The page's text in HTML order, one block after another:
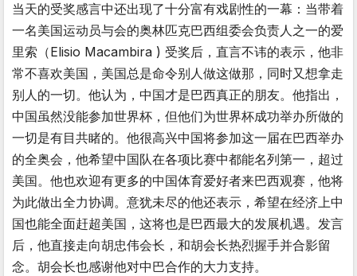
当天的受奖感言中还出现了十分富有戏剧性的一幕：当带着
一名美国运动员与会的奥林匹克巴西组委会负责人之一的爱
里索（Elisio Macambira ) 受奖后，直言不讳的表示，他非
常不喜欢美国，美国总是命令别人做这做那，同时又想拿走
别人的一切。他认为，中国才是巴西真正的朋友。他指出，
中国虽然没能参加世界杯，但他们为世界杯成功举办所做的
一切是有目共睹的。他很高兴中国将参加这一届在巴西举办
的全奥会，他希望中国队在各项比赛中都能名列第一，超过
美国。他也欢迎有更多的中国体育爱好者来巴西观赛，他将
为此做出全力协调。意犹未尽的他还表示，希望在经济上中
国也能全面赶超美国，这将也是巴西最大的发展机遇。发言
后，他直接走向胡忠伟会长，和胡会长热烈握手并合影留
念。胡会长也感谢他对中巴合作的大力支持。